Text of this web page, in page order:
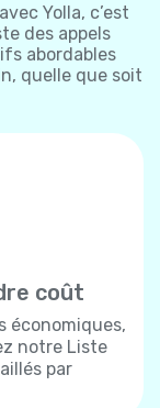
Yolla, c’est
des appels
abordables
quelle que soit
coût
économiques,
notre Liste
par